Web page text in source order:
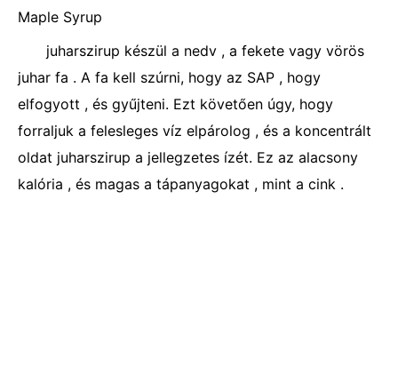
Maple Syrup
juharszirup készül a nedv , a fekete vagy vörös
juhar fa . A fa kell szúrni, hogy az SAP , hogy
elfogyott , és gyűjteni. Ezt követően úgy, hogy
forraljuk a felesleges víz elpárolog , és a koncentrált
oldat juharszirup a jellegzetes ízét. Ez az alacsony
kalória , és magas a tápanyagokat , mint a cink .